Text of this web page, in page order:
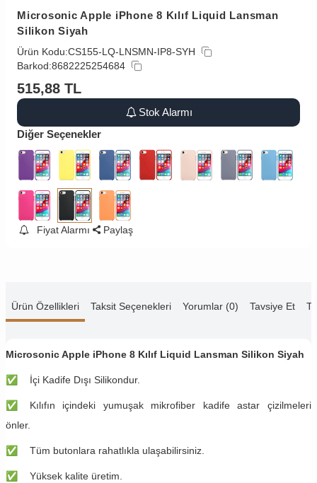
Microsonic Apple iPhone 8 Kılıf Liquid Lansman
Silikon Siyah
Ürün Kodu:CS155-LQ-LNSMN-IP8-SYH
Barkod:8682225254684
515,88 TL
Stok Alarmı
Diğer Seçenekler
Fiyat Alarmı Paylaş
Ürün Özellikleri Taksit Seçenekleri Yorumlar (0) Tavsiye Et
Microsonic Apple iPhone 8 Kılıf Liquid Lansman Silikon Siyah
✅ İçi Kadife Dışı Silikondur.
✅ Kılıfın içindeki yumuşak mikrofiber kadife astar çizilmeleri
önler.
✅ Tüm butonlara rahatlıkla ulaşabilirsiniz.
✅ Yüksek kalite üretim.